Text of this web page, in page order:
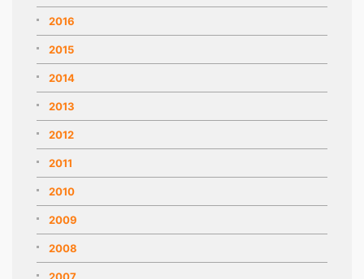
2016
2015
2014
2013
2012
2011
2010
2009
2008